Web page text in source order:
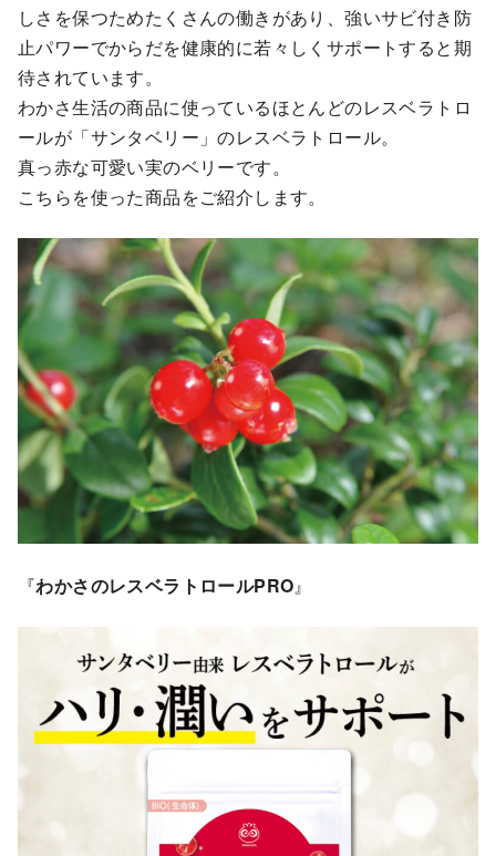
しさを保つためたくさんの働きがあり、強いサビ付き防
止パワーでからだを健康的に若々しくサポートすると期
待されています。
わかさ生活の商品に使っているほとんどのレスベラトロ
ールが「サンタベリー」のレスベラトロール。
真っ赤な可愛い実のベリーです。
こちらを使った商品をご紹介します。
『わかさのレスベラトロールPRO』